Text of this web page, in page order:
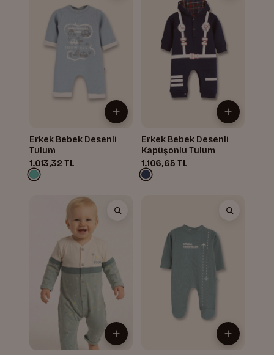
Erkek Bebek Desenli
Tulum
1.013,32 TL
Erkek Bebek Desenli
Kapüşonlu Tulum
1.106,65 TL